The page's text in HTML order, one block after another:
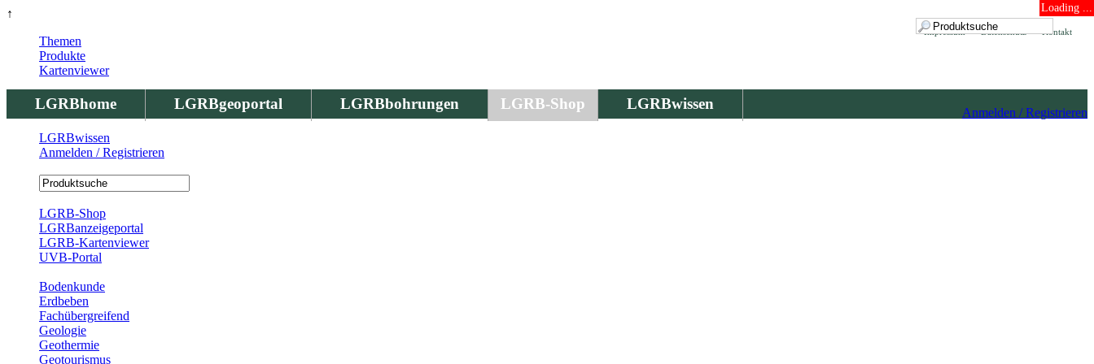
↑ Loading ...
Kontakt
Datenschutz
Impressum
LGRBhome LGRBgeoportal LGRBbohrungen LGRB-Shop LGRBwissen
Anmelden / Registrieren
Themen
Produkte
Kartenviewer
LGRBwissen
Anmelden / Registrieren
LGRB-Shop
LGRBanzeigeportal
LGRB-Kartenviewer
UVB-Portal
Bodenkunde
Erdbeben
Fachübergreifend
Geologie
Geothermie
Geotourismus